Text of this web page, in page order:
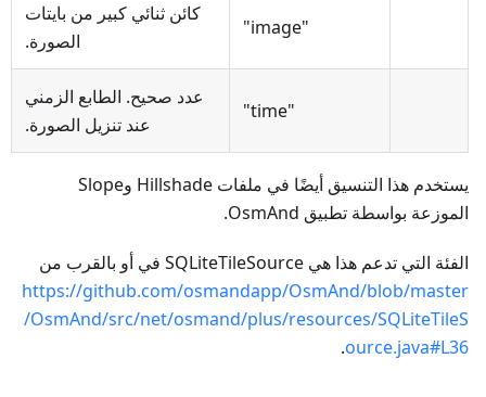
"image"
كائن ثنائي كبير من بايتات
الصورة.
"time"
عدد صحيح. الطابع الزمني
عند تنزيل الصورة.
يستخدم هذا التنسيق أيضًا في ملفات Hillshade وSlope
الموزعة بواسطة تطبيق OsmAnd.
الفئة التي تدعم هذا هي SQLiteTileSource في أو بالقرب من
https://github.com/osmandapp/OsmAnd/blob/master
/OsmAnd/src/net/osmand/plus/resources/SQLiteTileS
ource.java#L36
.